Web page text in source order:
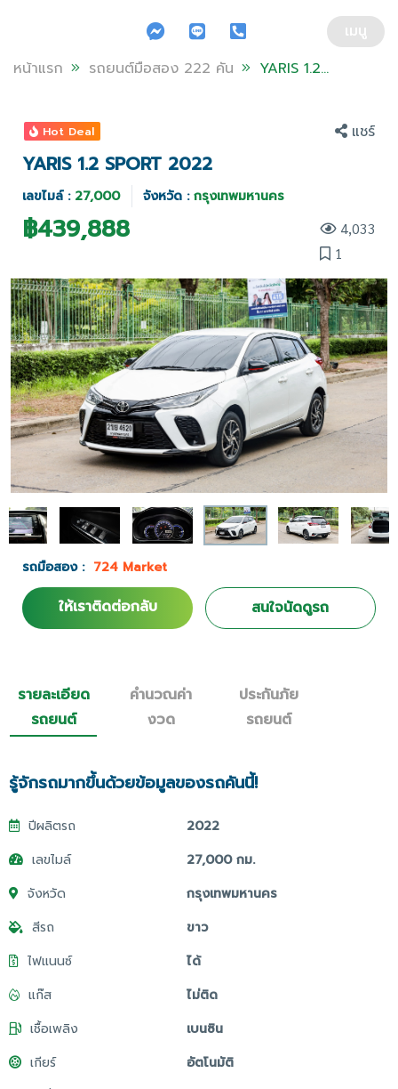
เมนู
หน้าแรก
รถยนต์มือสอง 222 คัน
YARIS 1.2
Hot Deal แชร์
YARIS 1.2 SPORT 2022
เลขไมล์ : 27,000 จังหวัด : กรุงเทพมหานคร
฿439,888
4,033
1
รถมือสอง : 724 Market
ให้เราติดต่อกลับ สนใจนัดดูรถ
รายละเอียด
รถยนต์
คำนวณค่า
งวด
ประกันภัย
รถยนต์
รู้จักรถมากขึ้นด้วยข้อมูลของรถคันนี้!
ปีผลิตรถ
2022
เลขไมล์
27,000 กม.
จังหวัด
กรุงเทพมหานคร
สีรถ
ขาว
ไฟแนนซ์
ได้
แก๊ส
ไม่ติด
เชื้อเพลิง
เบนซิน
เกียร์
อัตโนมัติ